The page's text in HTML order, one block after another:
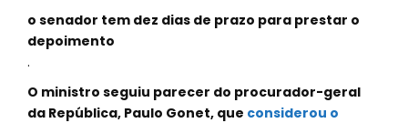
o senador tem dez dias de prazo para prestar o
depoimento
.
O ministro seguiu parecer do procurador-geral
da República, Paulo Gonet, que considerou o